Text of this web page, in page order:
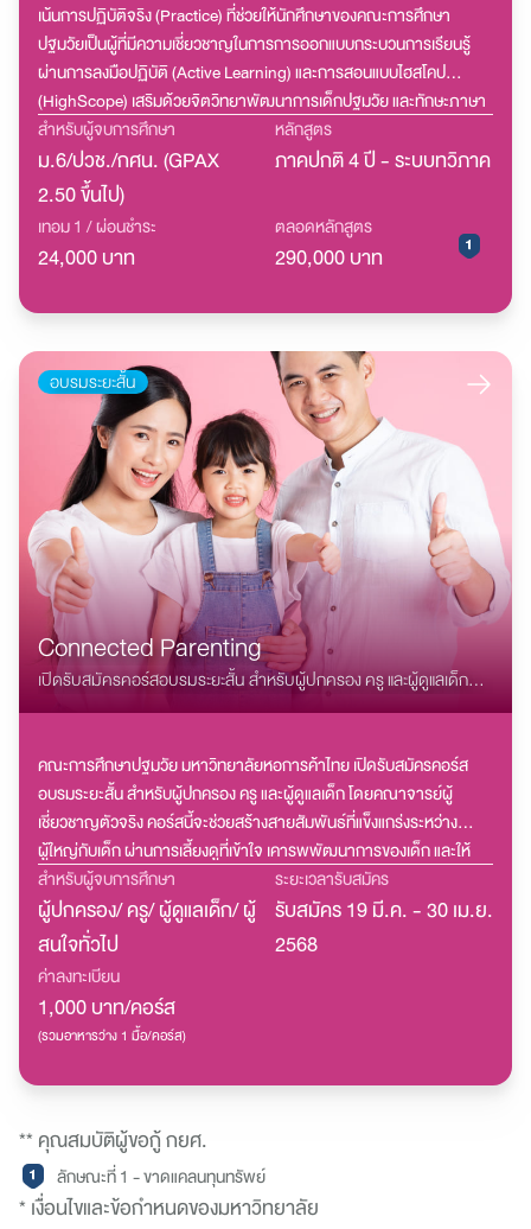
เน้นการปฏิบัติจริง (Practice) ที่ช่วยให้นักศึกษาของคณะการศึกษา
ปฐมวัยเป็นผู้ที่มีความเชี่ยวชาญในการการออกแบบกระบวนการเรียนรู้
ผ่านการลงมือปฏิบัติ (Active Learning) และการสอนแบบไฮสโคป
(HighScope) เสริมด้วยจิตวิทยาพัฒนาการเด็กปฐมวัย และทักษะภาษา
อังกฤษ เพื่อเปิดโอกาสให้ทำงานในโรงเรียนสองภาษา และนานาชาติได้
สำหรับผู้จบการศึกษา
ม.6/ปวช./กศน. (GPAX
2.50 ขึ้นไป)
หลักสูตร
ภาคปกติ 4 ปี - ระบบทวิภาค
เทอม 1 / ผ่อนชำระ
24,000 บาท
ตลอดหลักสูตร
290,000 บาท
อบรมระยะสั้น
Connected Parenting
เปิดรับสมัครคอร์สอบรมระยะสั้น สำหรับผู้ปกครอง ครู และผู้ดูแลเด็ก
โดยคณาจารย์ ผู้เชี่ยวชาญตัวจริง
คณะการศึกษาปฐมวัย มหาวิทยาลัยหอการค้าไทย เปิดรับสมัครคอร์ส
อบรมระยะสั้น สำหรับผู้ปกครอง ครู และผู้ดูแลเด็ก โดยคณาจารย์ผู้
เชี่ยวชาญตัวจริง คอร์สนี้จะช่วยสร้างสายสัมพันธ์ที่แข็งแกร่งระหว่าง
ผู้ใหญ่กับเด็ก ผ่านการเลี้ยงดูที่เข้าใจ เคารพพัฒนาการของเด็ก และให้
พลังการเรียนรู้
สำหรับผู้จบการศึกษา
ผู้ปกครอง/ ครู/ ผู้ดูแลเด็ก/ ผู้
สนใจทั่วไป
ระยะเวลารับสมัคร
รับสมัคร 19 มี.ค. - 30 เม.ย.
2568
ค่าลงทะเบียน
1,000 บาท/คอร์ส
(รวมอาหารว่าง 1 มื้อ/คอร์ส)
* เงื่อนไขและข้อกำหนดของมหาวิทยาลัย
** คุณสมบัติผู้ขอกู้ กยศ.
ลักษณะที่ 1 - ขาดแคลนทุนทรัพย์